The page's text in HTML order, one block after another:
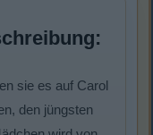
sie es auf Carol
den jüngsten